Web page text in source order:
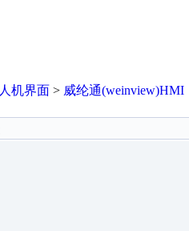
人机界面 > 威纶通(weinview)HMI